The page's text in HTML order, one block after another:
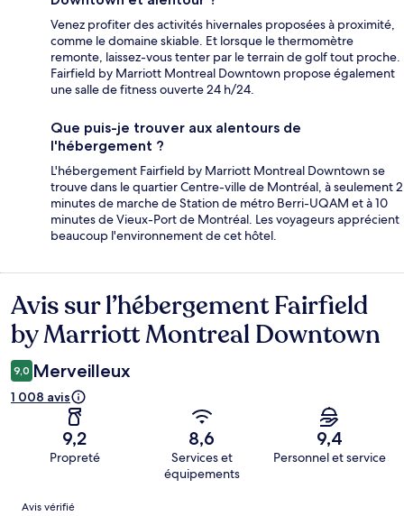
Venez profiter des activités hivernales proposées à proximité,
comme le domaine skiable. Et lorsque le thermomètre
remonte, laissez-vous tenter par le terrain de golf tout proche.
Fairfield by Marriott Montreal Downtown propose également
une salle de fitness ouverte 24 h/24.
Que puis-je trouver aux alentours de
l'hébergement ?
L'hébergement Fairfield by Marriott Montreal Downtown se
trouve dans le quartier Centre-ville de Montréal, à seulement 2
minutes de marche de Station de métro Berri-UQAM et à 10
minutes de Vieux-Port de Montréal. Les voyageurs apprécient
beaucoup l'environnement de cet hôtel.
Avis
Avis sur l’hébergement Fairfield
by Marriott Montreal Downtown
9,0 Merveilleux
1 008 avis
9,2
Propreté
8,6
Services et
équipements
9,4
Personnel et service
Avis
Avis vérifié